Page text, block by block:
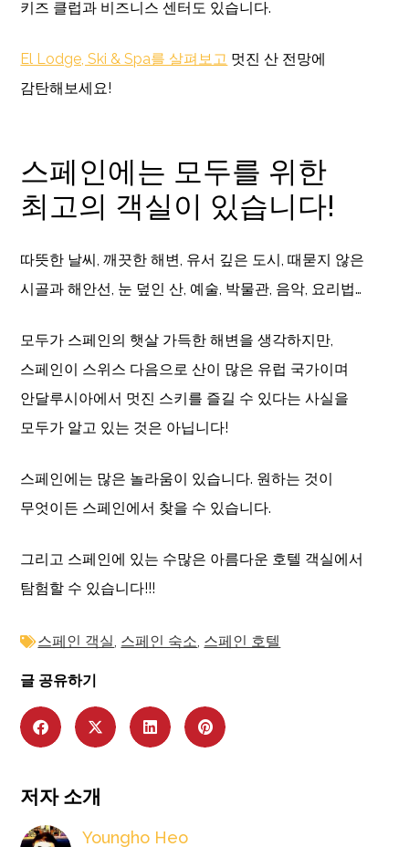
키즈 클럽과 비즈니스 센터도 있습니다.
El Lodge, Ski & Spa를 살펴보고 멋진 산 전망에
감탄해보세요!
스페인에는 모두를 위한
최고의 객실이 있습니다!
따뜻한 날씨, 깨끗한 해변, 유서 깊은 도시, 때묻지 않은
시골과 해안선, 눈 덮인 산, 예술, 박물관, 음악, 요리법…
모두가 스페인의 햇살 가득한 해변을 생각하지만,
스페인이 스위스 다음으로 산이 많은 유럽 국가이며
안달루시아에서 멋진 스키를 즐길 수 있다는 사실을
모두가 알고 있는 것은 아닙니다!
스페인에는 많은 놀라움이 있습니다. 원하는 것이
무엇이든 스페인에서 찾을 수 있습니다.
그리고 스페인에 있는 수많은 아름다운 호텔 객실에서
탐험할 수 있습니다!!!
스페인 객실, 스페인 숙소, 스페인 호텔
글 공유하기
저자 소개
Youngho Heo